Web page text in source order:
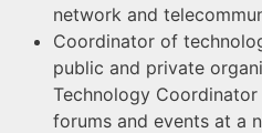
network and
Coordinator of
public and private
Technology
forums and events at a